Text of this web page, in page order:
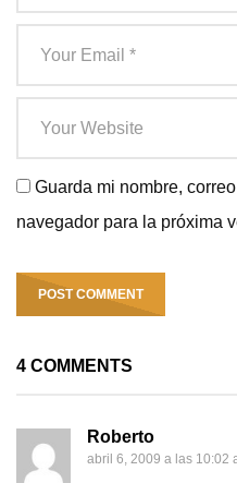
Guarda mi nombre,
navegador para la próxima
4 COMMENTS
Roberto
abril 6, 2009 a las 10:02